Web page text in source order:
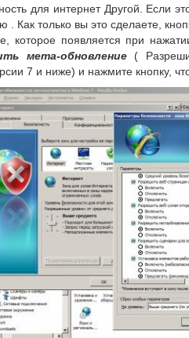
для интернет Другой. Если
. Как только вы это сделаете,
которое появляется при
мета-обновление(
7 и ниже) и нажмите кнопку,